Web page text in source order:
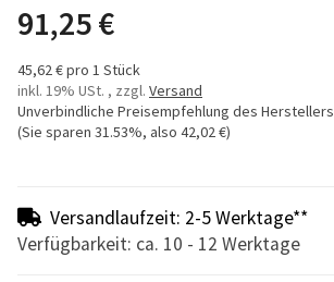
91,25 €
45,62 € pro 1 Stück
inkl. 19% USt. , zzgl. Versand
Unverbindliche Preisempfehlung des Herstellers
(Sie sparen 31.53%, also 42,02 €)
Versandlaufzeit: 2-5 Werktage**
Verfügbarkeit: ca. 10 - 12 Werktage